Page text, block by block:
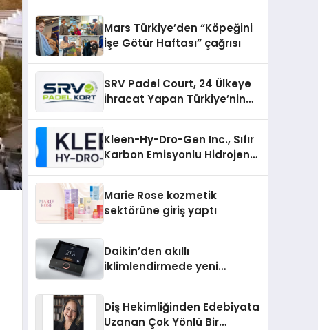
Mars Türkiye’den “Köpeğini
İşe Götür Haftası” çağrısı
SRV Padel Court, 24 Ülkeye
İhracat Yapan Türkiye’nin
Kleen-Hy-Dro-Gen Inc., Sıfır
Karbon Emisyonlu Hidrojen
Aldı
Marie Rose kozmetik
sektörüne giriş yaptı
Daikin’den akıllı
iklimlendirmede yeni
Diş Hekimliğinden Edebiyata
Uzanan Çok Yönlü Bir